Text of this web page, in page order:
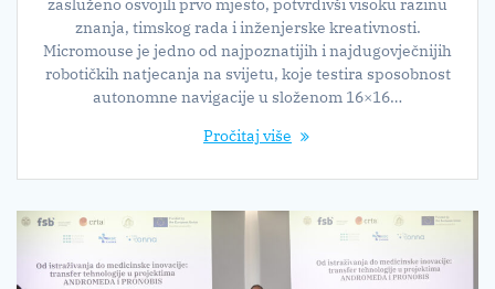
zasluženo osvojili prvo mjesto, potvrdivši visoku razinu
znanja, timskog rada i inženjerske kreativnosti.
Micromouse je jedno od najpoznatijih i najdugovječnijih
robotičkih natjecanja na svijetu, koje testira sposobnost
autonomne navigacije u složenom 16×16…
Pročitaj više